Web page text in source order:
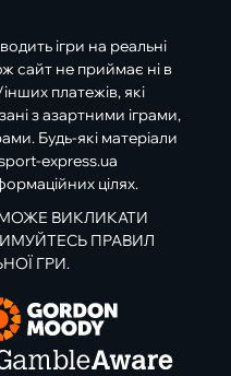
ігри на реальні
сайт не приймає ні в
платежів, які
з азартними іграми,
Будь-які матеріали
express.ua
цілях.
МОЖЕ ВИКЛИКАТИ
ПРАВИЛ
ГРИ.